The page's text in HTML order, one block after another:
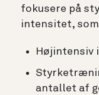
fokusere på
intensitet, som
Højintensiv
antallet af